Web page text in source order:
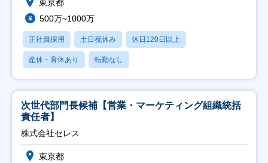
東京都
500万~1000万
正社員採用 土日祝休み 休日120日以上
産休・育休あり 転勤なし
次世代部門長候補【営業・マーケティング組織統括
責任者】
株式会社セレス
東京都